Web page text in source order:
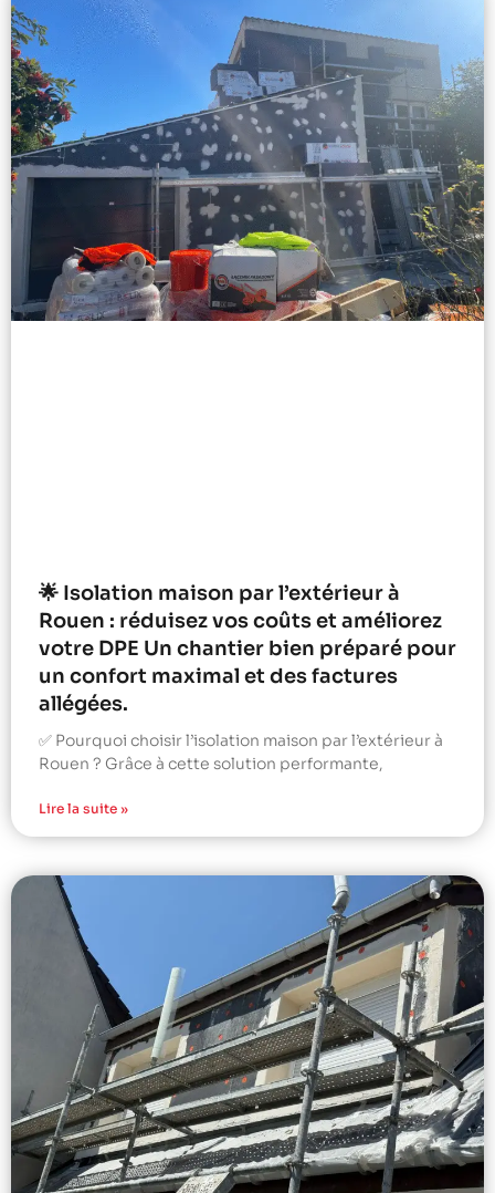
🌟 Isolation maison par l’extérieur à
Rouen : réduisez vos coûts et améliorez
votre DPE Un chantier bien préparé pour
un confort maximal et des factures
allégées.
✅ Pourquoi choisir l’isolation maison par l’extérieur à
Rouen ? Grâce à cette solution performante,
Lire la suite »